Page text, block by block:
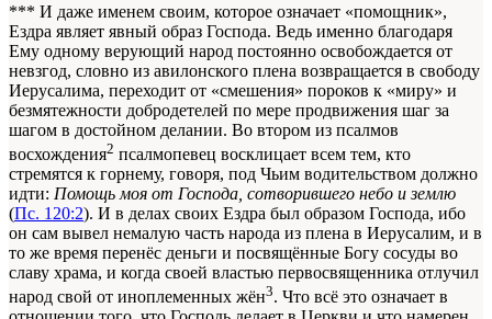
*** И даже именем своим, которое означает «помощник»,
Ездра являет явный образ Господа. Ведь именно благодаря
Ему одному верующий народ постоянно освобождается от
невзгод, словно из авилонского плена возвращается в свободу
Иерусалима, переходит от «смешения» пороков к «миру» и
безмятежности добродетелей по мере продвижения шаг за
шагом в достойном делании. Во втором из псалмов
восхождения2 псалмопевец восклицает всем тем, кто
стремятся к горнему, говоря, под Чьим водительством должно
идти: Помощь моя от Господа, сотворившего небо и землю
(Пс. 120:2). И в делах своих Ездра был образом Господа, ибо
он сам вывел немалую часть народа из плена в Иерусалим, и в
то же время перенёс деньги и посвящённые Богу сосуды во
славу храма, и когда своей властью первосвященника отлучил
народ свой от иноплеменных жён3. Что всё это означает в